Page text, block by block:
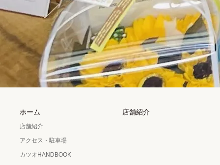
ホーム
店舗紹介
アクセス・駐車場
カツオHANDBOOK
店舗紹介